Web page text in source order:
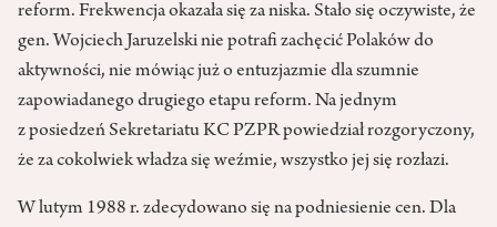
reform. Frekwencja okazała się za niska. Stało się oczywiste, że
gen. Wojciech Jaruzelski nie potrafi zachęcić Polaków do
aktywności, nie mówiąc już o entuzjazmie dla szumnie
zapowiadanego drugiego etapu reform. Na jednym
z posiedzeń Sekretariatu KC PZPR powiedział rozgoryczony,
że za cokolwiek władza się weźmie, wszystko jej się rozłazi.
W lutym 1988 r. zdecydowano się na podniesienie cen. Dla